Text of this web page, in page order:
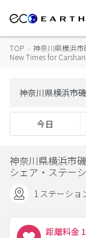
TOP › 神奈川県横浜
New Times for
今日
神奈川県横浜市
シェア・ステー
1 ステーショ
距離料金